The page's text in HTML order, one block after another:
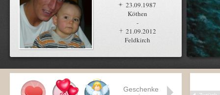
23.09.1987
Köthen
-
21.09.2012
Feldkirch
Geschenke